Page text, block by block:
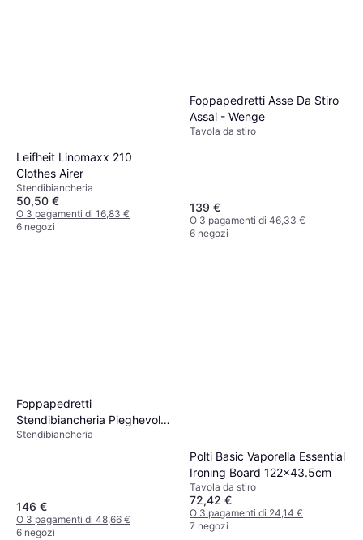
Leifheit Linomaxx 210
Clothes Airer
Stendibiancheria
50,50 €
O 3 pagamenti di 16,83 €
6 negozi
Foppapedretti Asse Da Stiro
Assai - Wenge
Tavola da stiro
139 €
O 3 pagamenti di 46,33 €
6 negozi
Foppapedretti
Stendibiancheria Pieghevole
4 Ali Alluminio Nylon - Bianco
Stendibiancheria
146 €
O 3 pagamenti di 48,66 €
6 negozi
Polti Basic Vaporella Essential
Ironing Board 122x43.5cm
Tavola da stiro
72,42 €
O 3 pagamenti di 24,14 €
7 negozi